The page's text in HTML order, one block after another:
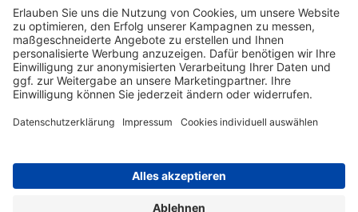
Sie sind auf der Suche nach dem passenden Druckerzubehör
oder Zubehör für das Büro, den Computer oder Ihr
Smartphone? Dann sind Sie bei Druckerzubehoer.de genau
richtig! Unser breites Sortiment bietet unter anderem Tinte
und Toner für alle gängigen Druckermodelle – großer sowie
kleiner Hersteller. Zugleich sind wir Ihr Online Fachhandel für
einrichten, die Werkstatt ausstatten oder den Alltag mit
was Ihren Arbeitsplatz noch komfortabler macht, finden Sie
bei uns auch Bastelspaß, Schulbedarf, Beleuchtung,